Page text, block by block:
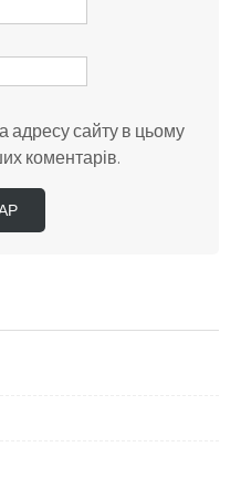
адресу сайту в цьому
коментарів.